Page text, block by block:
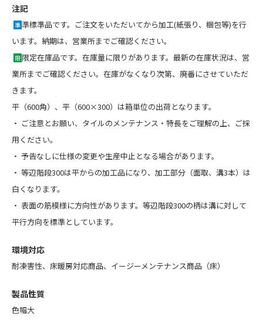
注記
準準標準品です。ご注文をいただいてから加工(紙張り、梱包等)を行
います。納期は、営業所までご確認ください。
限 限定在庫品です。在庫量に限りがあります。最新の在庫状況は、営
業所までご確認ください。在庫がなくなり次第、廃番にさせていただ
きます。
平（600角）、平（600×300）は箱単位の出荷となります。
・ ご注意とお願い、 タイルのメンテナンス・特長をご理解の上、ご採
用ください。
・ 予告なしに仕様の変更や生産中止となる場合があります。
・ 等辺階段300は平からの加工品になり、加工部分（面取、溝3本）は
白くなります。
・ 表面の筋模様に方向性があります。等辺階段300の柄は溝に対して
平行方向を標準としています。
環境対応
耐凍害性、床暖房対応商品、イージーメンテナンス商品（床）
製品性質
色幅大